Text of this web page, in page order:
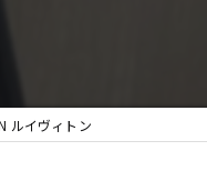
ルイヴィトン